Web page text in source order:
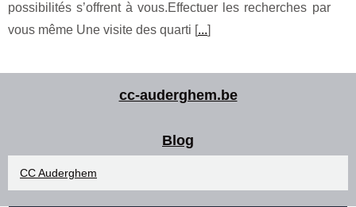
possibilités s’offrent à vous.Effectuer les recherches par
vous même Une visite des quarti [...]
cc-auderghem.be
Blog
CC Auderghem